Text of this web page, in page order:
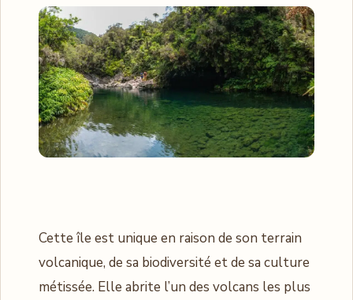
Cette île est unique en raison de son terrain
volcanique, de sa biodiversité et de sa culture
métissée. Elle abrite l’un des volcans les plus